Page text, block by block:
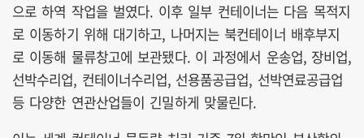
으로 하역 작업을 벌였다. 이후 일부 컨테이너는 다음 목적지
로 이동하기 위해 대기하고, 나머지는 북컨테이너 배후부지
로 이동해 물류창고에 보관됐다. 이 과정에서 운송업, 장비업,
선박수리업, 컨테이너수리업, 선용품공급업, 선박연료공급업
등 다양한 연관산업들이 긴밀하게 맞물린다.